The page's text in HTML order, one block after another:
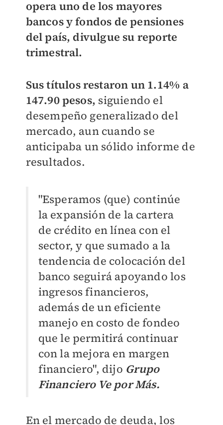
opera uno de los mayores
bancos y fondos de pensiones
del país, divulgue su reporte
trimestral.
Sus títulos restaron un 1.14% a
147.90 pesos, siguiendo el
desempeño generalizado del
mercado, aun cuando se
anticipaba un sólido informe de
resultados.
"Esperamos (que) continúe
la expansión de la cartera
de crédito en línea con el
sector, y que sumado a la
tendencia de colocación del
banco seguirá apoyando los
ingresos financieros,
además de un eficiente
manejo en costo de fondeo
que le permitirá continuar
con la mejora en margen
financiero", dijo Grupo
Financiero Ve por Más.
En el mercado de deuda, los